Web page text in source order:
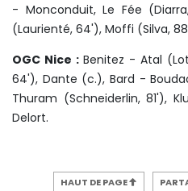
- Monconduit, Le Fée
(Laurienté, 64'), Moffi (Silva,
OGC Nice :Benitez - Atal
64'), Dante (c.), Bard -
Thuram (Schneiderlin, 81'),
Delort.
HAUT DE PAGE